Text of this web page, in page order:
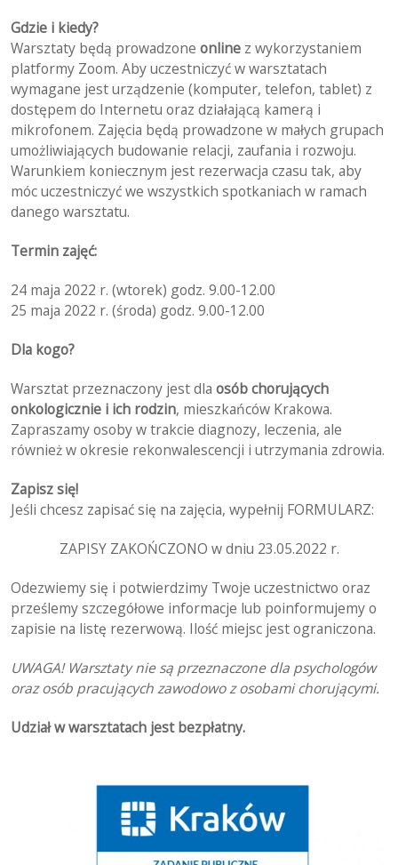
Gdzie i kiedy?
Warsztaty będą prowadzoneonline z wykorzystaniem
platformy Zoom. Aby uczestniczyć w warsztatach
wymagane jest urządzenie (komputer, telefon, tablet) z
dostępem do Internetu oraz działającą kamerą i
mikrofonem. Zajęcia będą prowadzone w małych grupach
umożliwiających budowanie relacji, zaufania i rozwoju.
Warunkiem koniecznym jest rezerwacja czasu tak, aby
móc uczestniczyć we wszystkich spotkaniach w ramach
danego warsztatu.
Termin zajęć:
24 maja 2022 r. (wtorek) godz. 9.00-12.00
25 maja 2022 r. (środa) godz. 9.00-12.00
Dla kogo?
Warsztat przeznaczony jest dlaosób chorujących
onkologicznie i ich rodzin, mieszkańców Krakowa.
Zapraszamy osoby w trakcie diagnozy, leczenia, ale
również w okresie rekonwalescencji i utrzymania zdrowia.
Zapisz się!
Jeśli chcesz zapisać się na zajęcia, wypełnij FORMULARZ:
ZAPISY ZAKOŃCZONO w dniu 23.05.2022 r.
Odezwiemy się i potwierdzimy Twoje uczestnictwo oraz
prześlemy szczegółowe informacje lub poinformujemy o
zapisie na listę rezerwową. Ilość miejsc jest ograniczona.
UWAGA! Warsztaty nie są przeznaczone dla psychologów
oraz osób pracujących zawodowo z osobami chorującymi.
Udział w warsztatach jest bezpłatny.